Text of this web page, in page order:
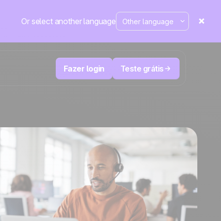
Or select another language
Fazer login Teste grátis
e-
User
A plataforma de CRM e automação de
Acompanhe cada ligação, priorize os
leads certos e não perca o controle.
Positive